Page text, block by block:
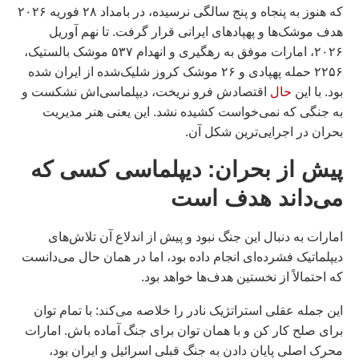
که هنوز به پنجاه و پنج سالگی نرسیده، در بامداد ۲۸ فوریه ۲۰۲۶
هدف موشک‌ها و پهپادهای ایرانی قرار گرفت. تا نهم آوریل
۲۰۲۶، امارات موفق به رهگیری و انهدام ۵۳۷ موشک بالستیک،
۲۲۵۶ حمله پهپادی و ۲۶ موشک کروز شلیک‌شده از ایران شده
بود. با این حال اقتصادش فرو نریخت، دیپلماسی‌اش نشکست و
به جنگی که نمی‌خواست کشیده نشد. این یعنی هنر مدیریت
بحران در اجرایی‌ترین شکل آن.
پیش از بحران: دیپلماسی کسی که
می‌داند هدف است
امارات به دنبال این جنگ نبود و پیش از اندلاع آن تلاش‌های
دیپلماتیک فشرده‌ای انجام داده بود، اما در همان حال می‌دانست
که احتمالاً از نخستین هدف‌ها خواهد بود.
این جمله عقلی استراتژیک نادر را خلاصه می‌کند: با تمام توان
برای صلح کار کن و با همان توان برای جنگ آماده باش. امارات
محرک اصلی پایان دادن به جنگ قبلی اسرائیل و ایران بود،